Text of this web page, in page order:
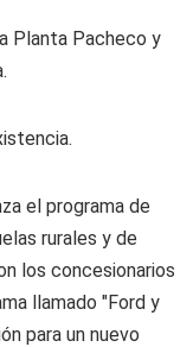
Planta Pacheco y
el programa de
rurales y de
los concesionarios
llamado "Ford y
para un nuevo